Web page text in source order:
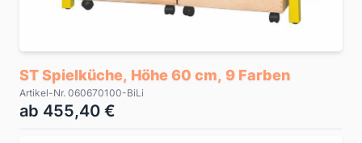
ST Spielküche, Höhe 60 cm, 9 Farben
Artikel-Nr. 060670100-BiLi
ab 455,40 €